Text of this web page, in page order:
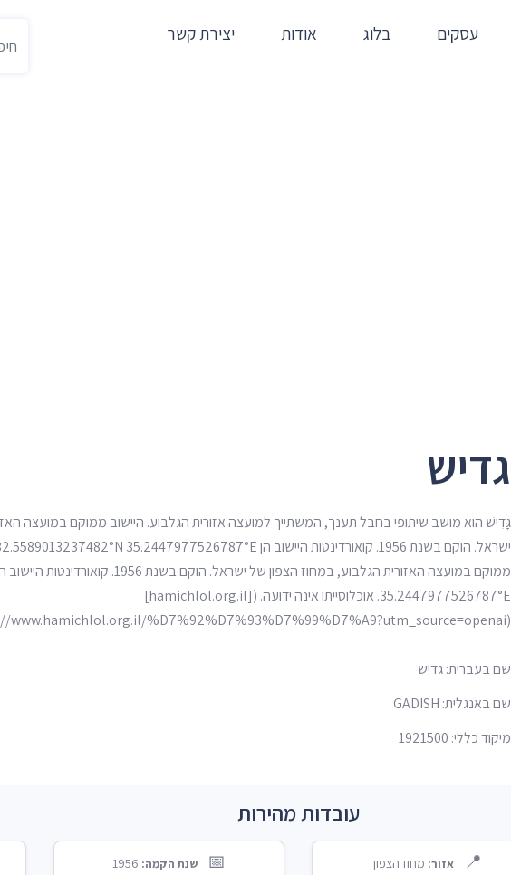
עסקים בלוג אודות יצירת קשר
גדיש
גָּדִישׁ הוא מושב שיתופי בחבל תענך, המשתייך למועצה אזורית הגלבוע. היישוב ממוקם במועצה
35.2447977526787°E. אוכלוסייתו אינה ידועה. ([hamichlol.org.il]
(https://www.hamichlol.org.il/%D7%92%D7%93%D7%99%D7%A9?utm_source=openai))
שם בעברית: גדיש
שם באנגלית: GADISH
מיקוד כללי: 1921500
עובדות מהירות
📍 אזור: מחוז הצפון 📅 שנת הקמה: 1956